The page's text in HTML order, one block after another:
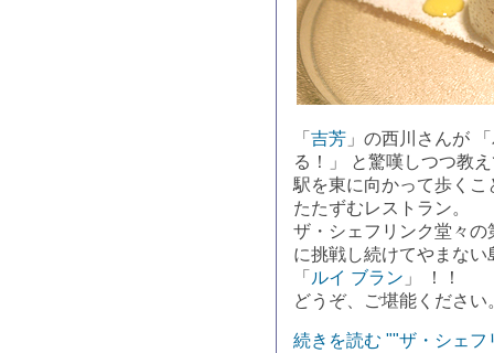
「 吉芳 」の西川さんが
る！」 と驚嘆しつつ教
駅を東に向かって歩く
たたずむレストラン。
ザ・シェフリンク堂々
に挑戦し続けてやまな
「 ルイ ブラン 」 ！！
どうぞ、ご堪能ください
続きを読む ""ザ・シェ